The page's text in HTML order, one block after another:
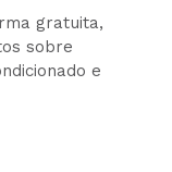
gratuita,
sobre
e